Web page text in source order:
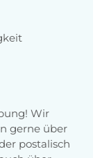
Wir
gerne über
postalisch